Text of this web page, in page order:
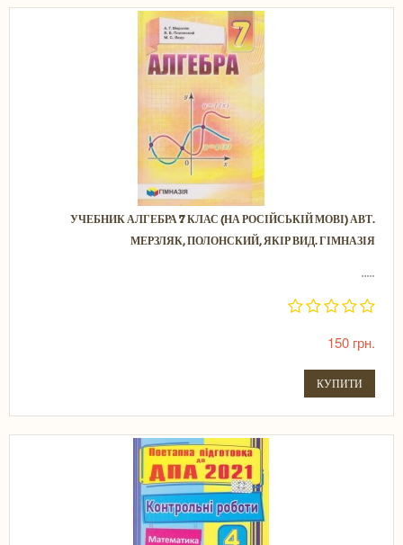
УЧЕБНИК АЛГЕБРА 7 КЛАС (НА РОСІЙСЬКІЙ МОВІ) АВТ.
МЕРЗЛЯК, ПОЛОНСКИЙ, ЯКІР ВИД. ГІМНАЗІЯ
.....
150 грн.
КУПИТИ